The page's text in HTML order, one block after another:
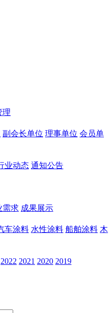
理
副会长单位 理事单位 会员单
业动态 通知公告
需求 成果展示
车涂料 水性涂料 船舶涂料 木
2022 2021 2020 2019